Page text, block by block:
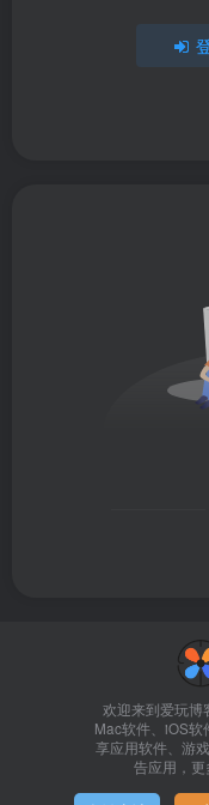
欢迎来到爱玩博
Mac软件、iOS
享应用软件、游
告应用，